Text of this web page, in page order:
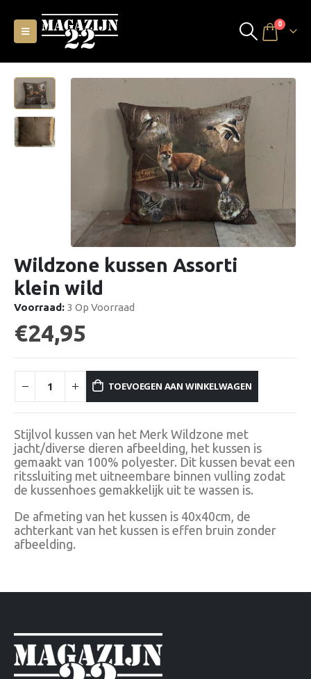
0
Wildzone kussen Assorti
klein wild
Voorraad: 3 Op Voorraad
€24,95
TOEVOEGEN AAN WINKELWAGEN
Stijlvol kussen van het Merk Wildzone met
jacht/diverse dieren afbeelding, het kussen is
gemaakt van 100% polyester. Dit kussen bevat een
ritssluiting met uitneembare binnen vulling zodat
de kussenhoes gemakkelijk uit te wassen is.
De afmeting van het kussen is 40x40cm, de
achterkant van het kussen is effen bruin zonder
afbeelding.